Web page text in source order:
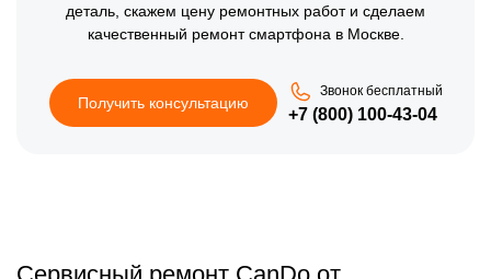
деталь, скажем цену ремонтных работ и сделаем
качественный ремонт смартфона в Москве.
Получить консультацию
Звонок бесплатный
+7 (800) 100-43-04